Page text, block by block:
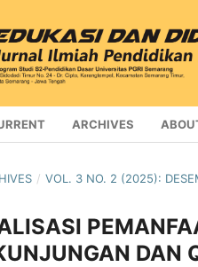
ARCHIVES
/ VOL. 3 NO. 2 (2025):
DAN